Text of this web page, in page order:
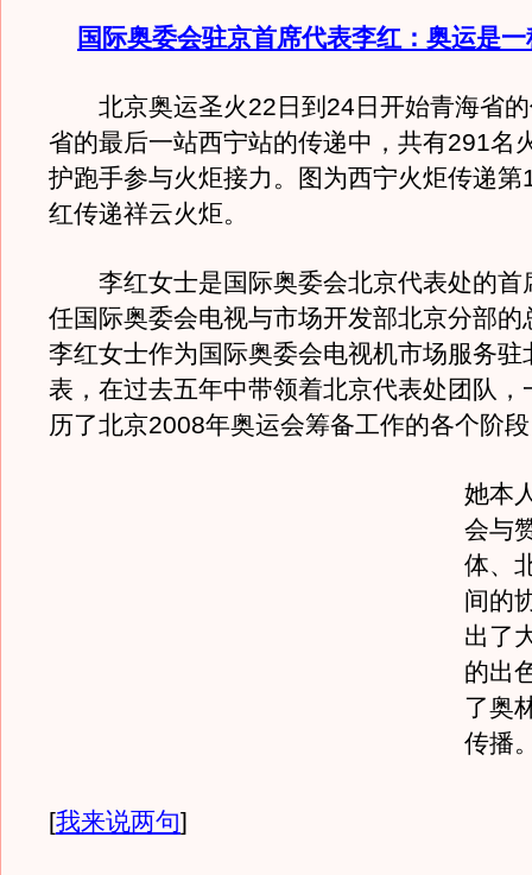
国际奥委会驻京首席代表李红：奥运是
北京奥运圣火22日到24日开始青海省的
省的最后一站西宁站的传递中，共有291名
护跑手参与火炬接力。图为西宁火炬传递第
红传递祥云火炬。
李红女士是国际奥委会北京代表处的首
任国际奥委会电视与市场开发部北京分部的
李红女士作为国际奥委会电视机市场服务驻
表，在过去五年中带领着北京代表处团队，
历了北京2008年奥运会筹备工作的各个阶
她本
会与
体、
间的
出了
的出
了奥
传播
[我来说两句]